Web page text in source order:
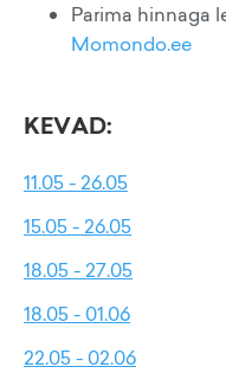
Parima hinnaga
Momondo.ee
KEVAD:
11.05 - 26.05
15.05 - 26.05
18.05 - 27.05
18.05 - 01.06
22.05 - 02.06